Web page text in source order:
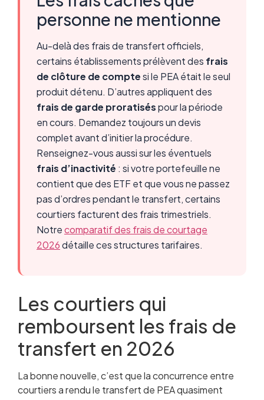
personne ne mentionne
Au-delà des frais de transfert officiels,
certains établissements prélèvent des frais
de clôture de comptesi le PEA était le seul
produit détenu. D’autres appliquent des
frais de garde proratiséspour la période
en cours. Demandez toujours un devis
complet avant d’initier la procédure.
Renseignez-vous aussi sur les éventuels
frais d’inactivité : si votre portefeuille ne
contient que des ETF et que vous ne passez
pas d’ordres pendant le transfert, certains
courtiers facturent des frais trimestriels.
Notrecomparatif des frais de courtage
2026détaille ces structures tarifaires.
Les courtiers qui
remboursent les frais de
transfert en 2026
La bonne nouvelle, c’est que la concurrence entre
courtiers a rendu le transfert de PEA quasiment